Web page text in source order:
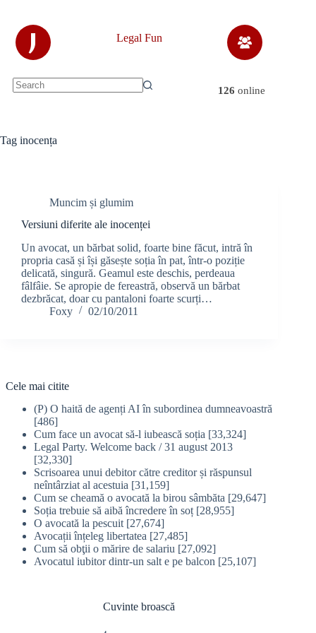
content
J Legal Fun
126 online
Tag inocența
Muncim și glumim
Versiuni diferite ale inocenței
Un avocat, un bărbat solid, foarte bine făcut, intră în
propria casă și își găsește soția în pat, într-o poziție
delicată, singură. Geamul este deschis, perdeaua
fâlfâie. Se apropie de fereastră, observă un bărbat
dezbrăcat, doar cu pantaloni foarte scurți…
Foxy
02/10/2011
Cele mai citite
(P) O haită de agenți AI în subordinea dumneavoastră
[486]
Cum face un avocat să-l iubească soția [33,324]
Legal Party. Welcome back / 31 august 2013
[32,330]
Scrisoarea unui debitor către creditor și răspunsul
neîntârziat al acestuia [31,159]
Cum se cheamă o avocată la birou sâmbăta [29,647]
Soția trebuie să aibă încredere în soț [28,955]
O avocată la pescuit [27,674]
Avocații înțeleg libertatea [27,485]
Cum să obţii o mărire de salariu [27,092]
Avocatul iubitor dintr-un salt e pe balcon [25,107]
Cuvinte broască